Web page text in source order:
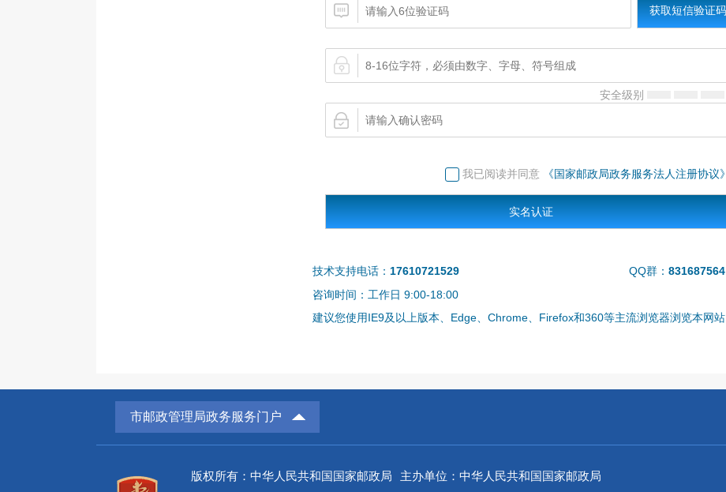
安全级别
我已阅读并同意 《国家邮政局政务服务法人注册协议》
实名认证
技术支持电话： 17610721529 QQ群： 831687564
咨询时间：工作日 9:00-18:00
建议您使用IE9及以上版本、Edge、Chrome、Firefox和360等主流浏览器浏览本网站
市邮政管理局政务服务门户
版权所有：中华人民共和国国家邮政局 主办单位：中华人民共和国国家邮政局